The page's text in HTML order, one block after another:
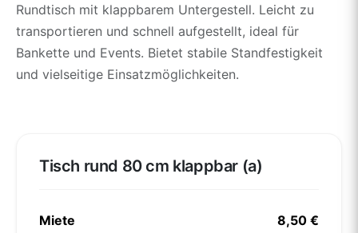
Rundtisch mit klappbarem Untergestell. Leicht zu
transportieren und schnell aufgestellt, ideal für
Bankette und Events. Bietet stabile Standfestigkeit
und vielseitige Einsatzmöglichkeiten.
Tisch rund 80 cm klappbar (a)
Miete 8,50 €